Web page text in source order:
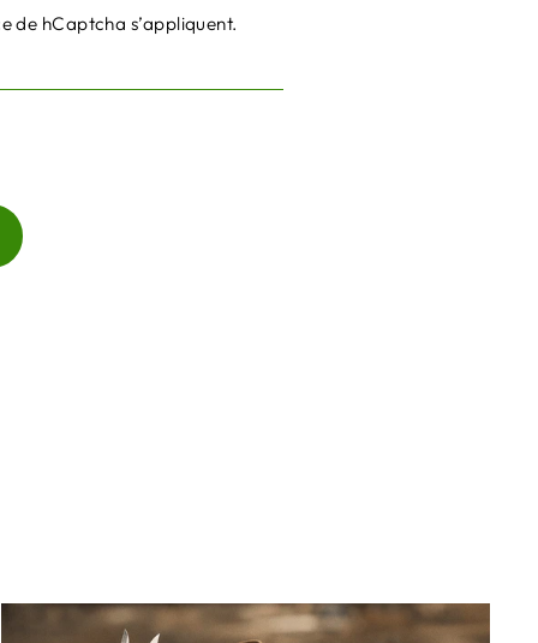
de hCaptcha s’appliquent.